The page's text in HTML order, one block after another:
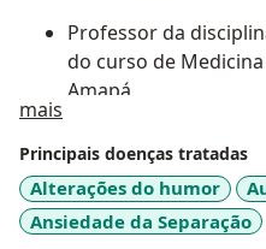
Professor da
do curso de
Amapá
mais
Principais doenças tratadas
Alterações do humor
Ansiedade da Separação